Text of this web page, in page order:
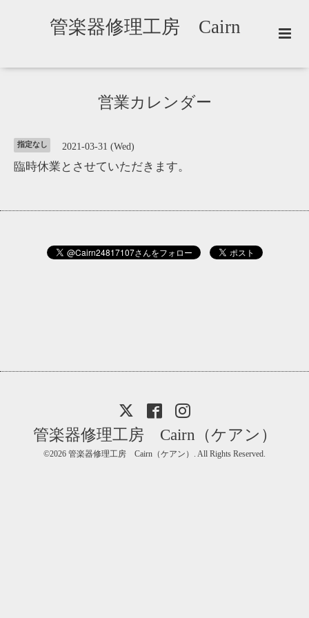
管楽器修理工房 Cairn
営業カレンダー
指定なし 2021-03-31 (Wed)
臨時休業とさせていただきます。
管楽器修理工房 Cairn（ケアン）
©2026 管楽器修理工房 Cairn（ケアン） . All Rights Reserved.